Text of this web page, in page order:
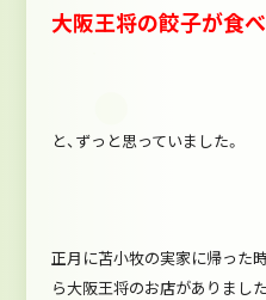
大阪王将の餃子が食べ
と、ずっと思っていました。
正月に苫小牧の実家に帰った
ら大阪王将のお店がありまし